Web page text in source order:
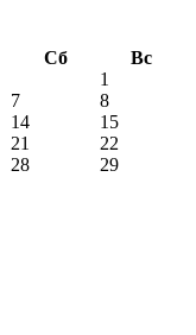
Сб
Вс
1
7
8
14
15
21
22
28
29